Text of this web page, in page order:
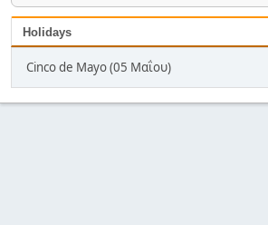
Holidays
Cinco de Mayo (05 Μαΐου)